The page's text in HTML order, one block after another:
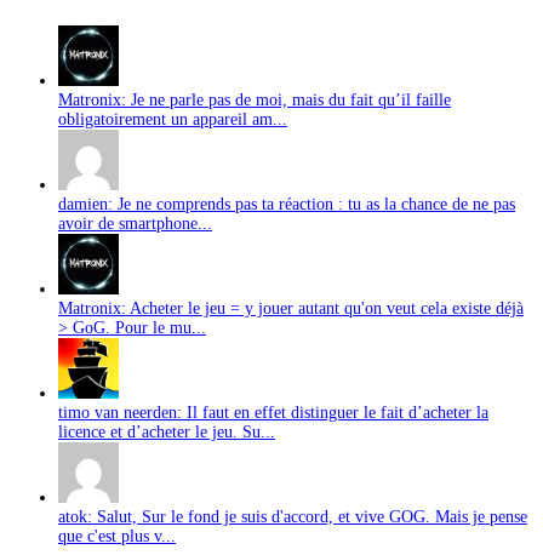
Matronix: Je ne parle pas de moi, mais du fait qu’il faille
obligatoirement un appareil am...
damien: Je ne comprends pas ta réaction : tu as la chance de ne pas
avoir de smartphone...
Matronix: Acheter le jeu = y jouer autant qu'on veut cela existe déjà
> GoG. Pour le mu...
timo van neerden: Il faut en effet distinguer le fait d’acheter la
licence et d’acheter le jeu. Su...
atok: Salut, Sur le fond je suis d'accord, et vive GOG. Mais je pense
que c'est plus v...